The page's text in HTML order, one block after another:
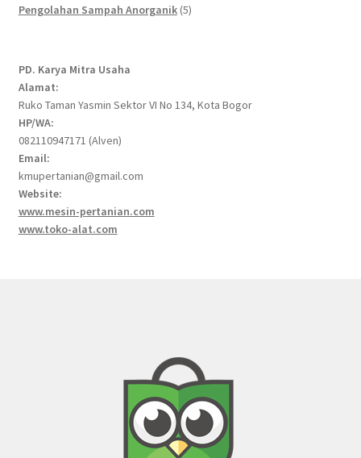
products
Pengolahan Sampah Anorganik 55
PD. Karya Mitra Usaha
Alamat:
Ruko Taman Yasmin Sektor VI No 134, Kota Bogor
HP/WA:
082110947171 (Alven)
Email:
kmupertanian@gmail.com
Website:
www.mesin-pertanian.com
www.toko-alat.com